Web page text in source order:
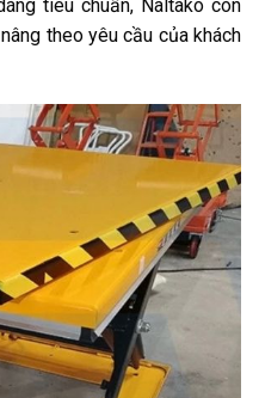
tiêu chuẩn, Naltako còn
theo yêu cầu của khách